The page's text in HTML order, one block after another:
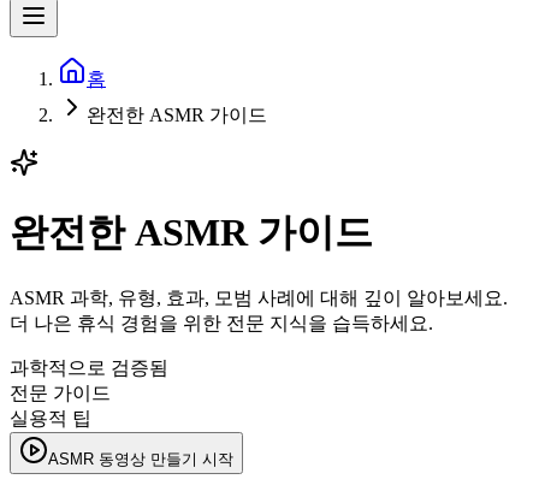
홈
완전한 ASMR 가이드
완전한 ASMR 가이드
ASMR 과학, 유형, 효과, 모범 사례에 대해 깊이 알아보세요.
더 나은 휴식 경험을 위한 전문 지식을 습득하세요.
과학적으로 검증됨
전문 가이드
실용적 팁
ASMR 동영상 만들기 시작